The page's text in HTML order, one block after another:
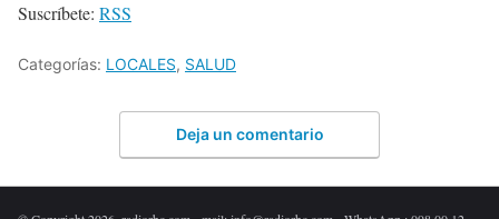
Suscríbete: RSS
Categorías: LOCALES, SALUD
Deja un comentario